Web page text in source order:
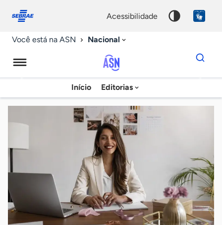
conosco
acessibilidade
Você está na ASN Nacional
Agência
Sebrae
de
Notícias
Início Editorias
Dados
para
chave